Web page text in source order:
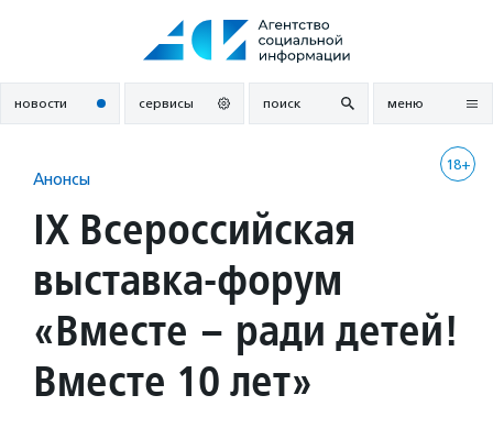
новости сервисы поиск меню
18+
Анонсы
IX Всероссийская
выставка-форум
«Вместе – ради детей!
Вместе 10 лет»